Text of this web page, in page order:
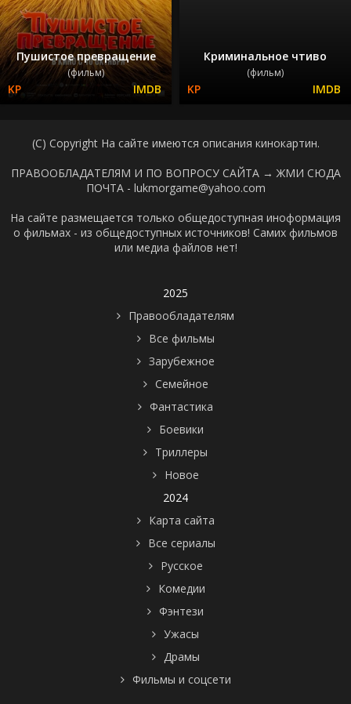
Пушистое превращение
(фильм)
Криминальное чтиво
(фильм)
(C) Copyright На сайте имеются описания кинокартин.
ПРАВООБЛАДАТЕЛЯМ И ПО ВОПРОСУ САЙТА → ЖМИ СЮДА
ПОЧТА - lukmorgame@yahoo.com
На сайте размещается только общедоступная иноформация
о фильмах - из общедоступных источников! Самих фильмов
или медиа файлов нет!
2025
Правообладателям
Все фильмы
Зарубежное
Семейное
Фантастика
Боевики
Триллеры
Новое
2024
Карта сайта
Все сериалы
Русское
Комедии
Фэнтези
Ужасы
Драмы
Фильмы и соцсети